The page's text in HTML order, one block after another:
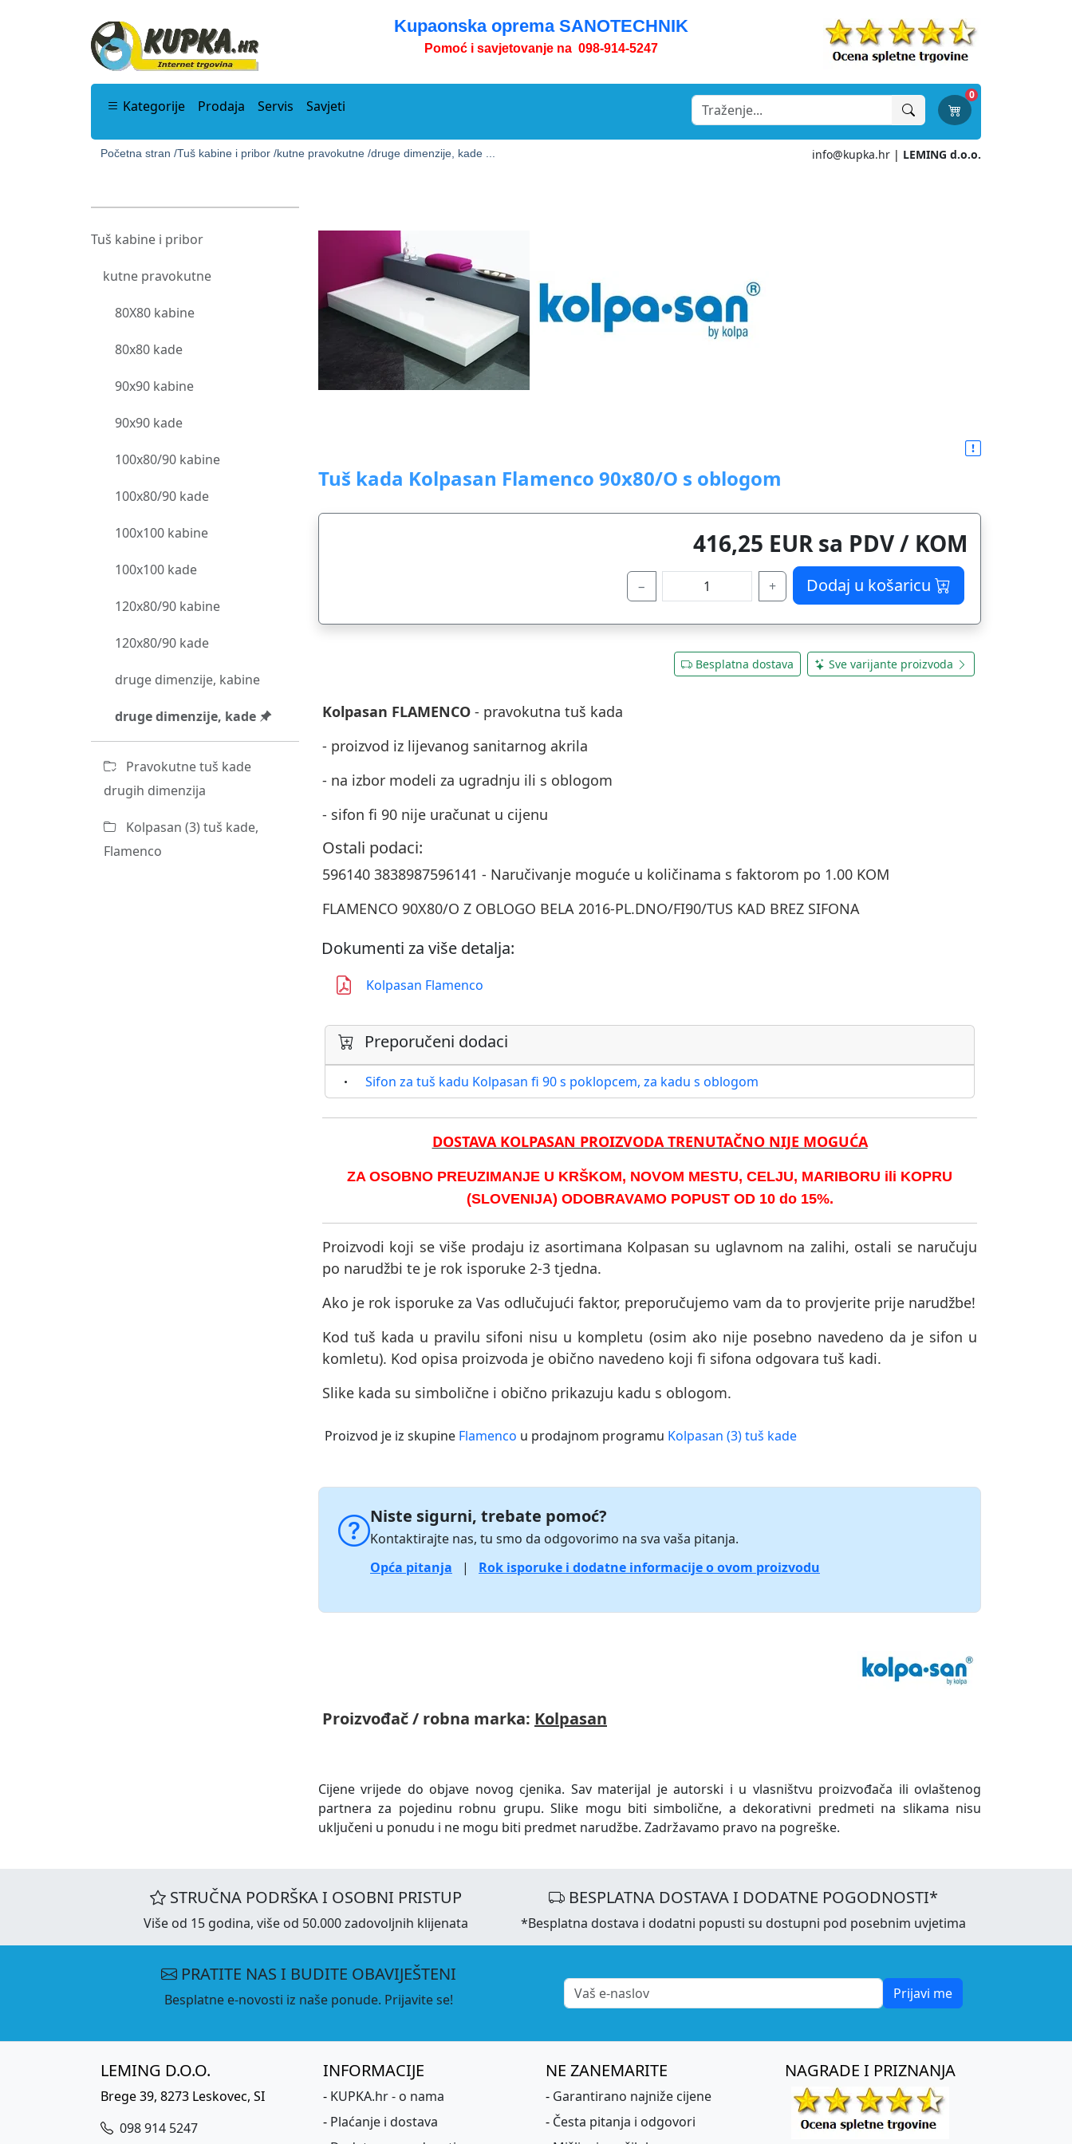
Kupaonska oprema SANOTECHNIK
Pomoć i savjetovanje na 098-914-5247
Kategorije Prodaja Servis Savjeti
0
Početna stran /Tuš kabine i pribor /kutne pravokutne /druge dimenzije, kade ... info@kupka.hr | LEMING d.o.o.
Tuš kabine i pribor
kutne pravokutne
80X80 kabine
80x80 kade
90x90 kabine
90x90 kade
100x80/90 kabine
100x80/90 kade
100x100 kabine
100x100 kade
120x80/90 kabine
120x80/90 kade
druge dimenzije, kabine
druge dimenzije, kade
Pravokutne tuš kade
drugih dimenzija
Kolpasan (3) tuš kade,
Flamenco
Tuš kada Kolpasan Flamenco 90x80/O s oblogom
416,25 EUR sa PDV / KOM
− + Dodaj u košaricu
Besplatna dostava Sve varijante proizvoda
Kolpasan FLAMENCO - pravokutna tuš kada
- proizvod iz lijevanog sanitarnog akrila
- na izbor modeli za ugradnju ili s oblogom
- sifon fi 90 nije uračunat u cijenu
Ostali podaci:
596140 3838987596141 - Naručivanje moguće u količinama s faktorom po 1.00 KOM
FLAMENCO 90X80/O Z OBLOGO BELA 2016-PL.DNO/FI90/TUS KAD BREZ SIFONA
Dokumenti za više detalja:
Kolpasan Flamenco
Preporučeni dodaci
Sifon za tuš kadu Kolpasan fi 90 s poklopcem, za kadu s oblogom
DOSTAVA KOLPASAN PROIZVODA TRENUTAČNO NIJE MOGUĆA
ZA OSOBNO PREUZIMANJE U KRŠKOM, NOVOM MESTU, CELJU, MARIBORU ili KOPRU
(SLOVENIJA) ODOBRAVAMO POPUST OD 10 do 15%.
Proizvodi koji se više prodaju iz asortimana Kolpasan su uglavnom na zalihi, ostali se naručuju
po narudžbi te je rok isporuke 2-3 tjedna.
Ako je rok isporuke za Vas odlučujući faktor, preporučujemo vam da to provjerite prije narudžbe!
Kod tuš kada u pravilu sifoni nisu u kompletu (osim ako nije posebno navedeno da je sifon u
komletu). Kod opisa proizvoda je obično navedeno koji fi sifona odgovara tuš kadi.
Slike kada su simbolične i obično prikazuju kadu s oblogom.
Proizvod je iz skupine Flamenco u prodajnom programu Kolpasan (3) tuš kade
Niste sigurni, trebate pomoć?
Kontaktirajte nas, tu smo da odgovorimo na sva vaša pitanja.
Opća pitanja
| Rok isporuke i dodatne informacije o ovom proizvodu
Proizvođač / robna marka: Kolpasan
Cijene vrijede do objave novog cjenika. Sav materijal je autorski i u vlasništvu proizvođača ili ovlaštenog
partnera za pojedinu robnu grupu. Slike mogu biti simbolične, a dekorativni predmeti na slikama nisu
uključeni u ponudu i ne mogu biti predmet narudžbe. Zadržavamo pravo na pogreške.
STRUČNA PODRŠKA I OSOBNI PRISTUP
Više od 15 godina, više od 50.000 zadovoljnih klijenata
BESPLATNA DOSTAVA I DODATNE POGODNOSTI*
*Besplatna dostava i dodatni popusti su dostupni pod posebnim uvjetima
PRATITE NAS I BUDITE OBAVIJEŠTENI
Besplatne e-novosti iz naše ponude. Prijavite se! Prijavi me
LEMING D.O.O.
Brege 39, 8273 Leskovec, SI
098 914 5247
INFORMACIJE
- KUPKA.hr - o nama
- Plaćanje i dostava
NE ZANEMARITE
- Garantirano najniže cijene
- Česta pitanja i odgovori
NAGRADE I PRIZNANJA